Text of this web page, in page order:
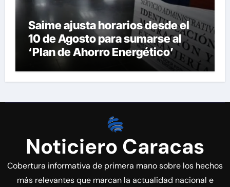
Saime ajusta horarios desde el
10 de Agosto para sumarse al
‘Plan de Ahorro Energético’
Noticiero Caracas
Cobertura informativa de primera mano sobre los hechos
más relevantes que marcan la actualidad nacional e